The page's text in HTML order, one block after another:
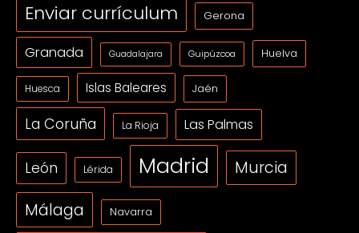
Enviar currículum Gerona
Granada Guadalajara Guipúzcoa Huelva
Huesca Islas Baleares Jaén
La Coruña La Rioja Las Palmas
León Lérida Madrid Murcia
Málaga Navarra